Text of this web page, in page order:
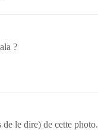
?
de le dire) de cette photo.